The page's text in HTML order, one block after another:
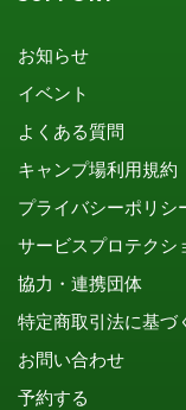
お知らせ
イベント
よくある質問
キャンプ場利用規約
プライバシーポリシ
サービスプロテクシ
協力・連携団体
特定商取引法に基づ
お問い合わせ
予約する